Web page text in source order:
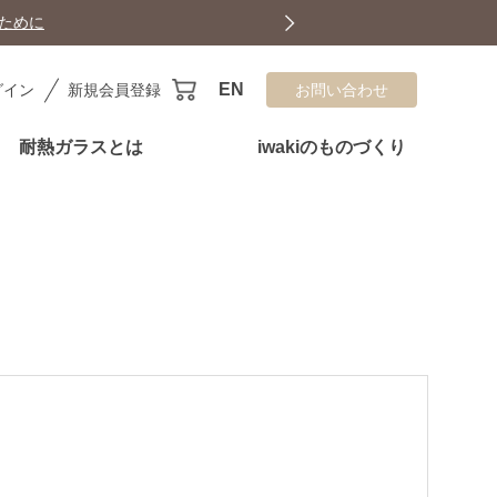
ン 新規会員登録 EN お問い合わせ
耐熱ガラスとは iwakiのものづくり